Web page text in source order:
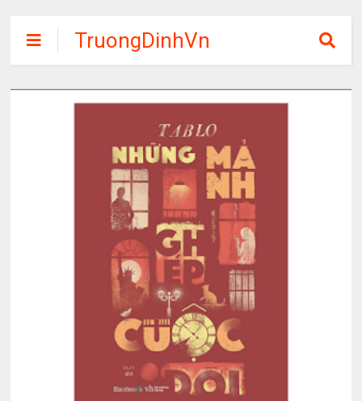
TruongDinhVn
Chia sẽ ebook,
các khóa học,
tập miễn phí